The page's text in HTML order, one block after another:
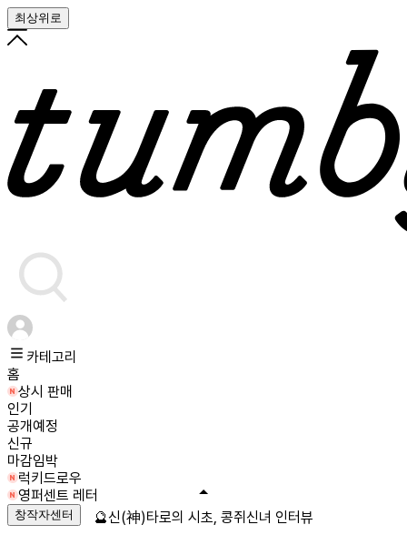
최상위로
카테고리
홈
상시 판매
인기
공개예정
신규
마감임박
럭키드로우
영퍼센트 레터
창작자센터 🔮신(神)타로의 시초, 콩쥐신녀 인터뷰